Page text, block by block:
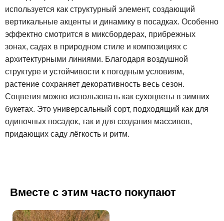
используется как структурный элемент, создающий
вертикальные акценты и динамику в посадках. Особенно
эффектно смотрится в миксбордерах, прибрежных
зонах, садах в природном стиле и композициях с
архитектурными линиями. Благодаря воздушной
структуре и устойчивости к погодным условиям,
растение сохраняет декоративность весь сезон.
Соцветия можно использовать как сухоцветы в зимних
букетах. Это универсальный сорт, подходящий как для
одиночных посадок, так и для создания массивов,
придающих саду лёгкость и ритм.
Вместе с этим часто покупают